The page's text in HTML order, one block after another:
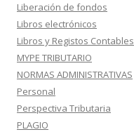
Liberación de fondos
Libros electrónicos
Libros y Registos Contables
MYPE TRIBUTARIO
NORMAS ADMINISTRATIVAS
Personal
Perspectiva Tributaria
PLAGIO